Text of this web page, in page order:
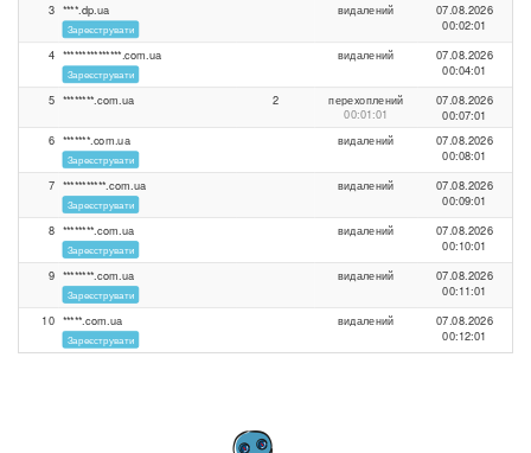
3 ****.dp.ua
Зареєструвати
видалений 07.08.2026
00:02:01
4 ***************.com.ua
Зареєструвати
видалений 07.08.2026
00:04:01
5 ********.com.ua 2 перехоплений
00:01:01
07.08.2026
00:07:01
6 *******.com.ua
Зареєструвати
видалений
07.08.2026
00:08:01
7 ***********.com.ua
Зареєструвати
видалений
07.08.2026
00:09:01
8 ********.com.ua
Зареєструвати
видалений
07.08.2026
00:10:01
9 ********.com.ua
Зареєструвати
видалений
07.08.2026
00:11:01
10 *****.com.ua
Зареєструвати
видалений 07.08.2026
00:12:01